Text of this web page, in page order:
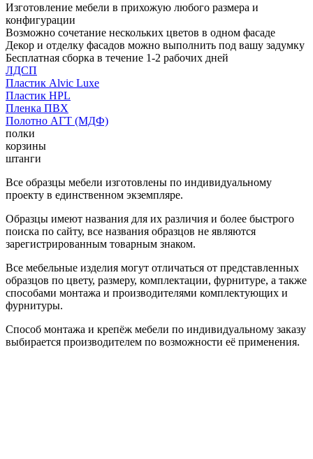
Изготовление мебели в прихожую любого размера и
конфигурации
Возможно сочетание нескольких цветов в одном фасаде
Декор и отделку фасадов можно выполнить под вашу задумку
Бесплатная сборка в течение 1-2 рабочих дней
ЛДСП
Пластик Alvic Luxe
Пластик HPL
Пленка ПВХ
Полотно АГТ (МДФ)
полки
корзины
штанги
Все образцы мебели изготовлены по индивидуальному
проекту в единственном экземпляре.
Образцы имеют названия для их различия и более быстрого
поиска по сайту, все названия образцов не являются
зарегистрированным товарным знаком.
Все мебельные изделия могут отличаться от представленных
образцов по цвету, размеру, комплектации, фурнитуре, а также
способами монтажа и производителями комплектующих и
фурнитуры.
Способ монтажа и крепёж мебели по индивидуальному заказу
выбирается производителем по возможности её применения.